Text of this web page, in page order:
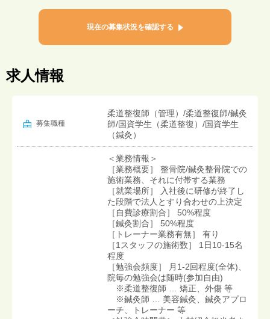
現在の募集状況を確認する
求人情報
募集職種
柔道整復師（管理）/柔道整復師/鍼灸
師/国資学生（柔道整復）/国資学生
（鍼灸）
＜業務情報＞
［業務概要］ 整骨院/鍼灸整骨院での
施術業務、それに付帯する業務
［就業場所］ 入社後に研修が終了し
た段階で法人とすり合わせの上決定
［自費診療割合］ 50%程度
［鍼灸割合］ 50%程度
［トレーナー業務有無］ 有り
［1スタッフの施術数］ 1日10-15名
程度
［勉強会頻度］ 月1-2回程度(全体)、
院毎の勉強会は随時(参加自由)
※柔道整復師 … 矯正、外傷 等
※鍼灸師 … 美容鍼灸、鍼灸アプロ
ーチ、トレーナー 等